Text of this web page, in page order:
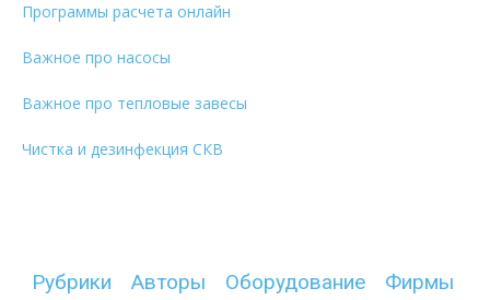
Программы расчета онлайн
Важное про насосы
Важное про тепловые завесы
Чистка и дезинфекция СКВ
Рубрики Авторы Оборудование Фирмы